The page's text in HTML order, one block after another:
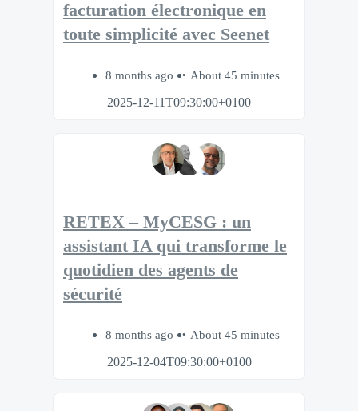
facturation électronique en
toute simplicité avec Seenet
8 months ago
About 45 minutes
2025-12-11T09:30:00+0100
RETEX – MyCESG : un
assistant IA qui transforme le
quotidien des agents de
sécurité
8 months ago
About 45 minutes
2025-12-04T09:30:00+0100